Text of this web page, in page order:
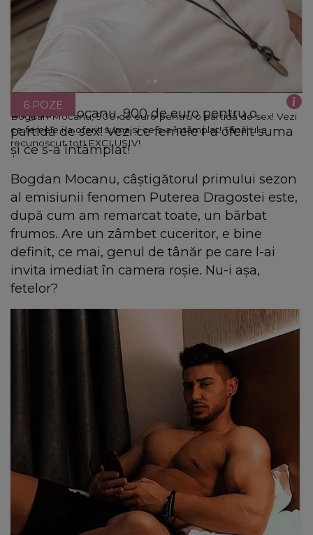
Bogdan Mocanu, 900 de euro pentru o partidă de sex! Vezi
ce femeie i-a oferit suma şi ce s-a întâmplat! Tânărul a
recunoscut tot! EXCLUSIV!
6 POZE
Bogdan Mocanu, 900 de euro pentru o
partidă de sex! Vezi ce femeie i-a oferit suma
şi ce s-a întâmplat!
Bogdan Mocanu, câştigătorul primului sezon
al emisiunii fenomen Puterea Dragostei este,
după cum am remarcat toate, un bărbat
frumos. Are un zâmbet cuceritor, e bine
definit, ce mai, genul de tânăr pe care l-ai
invita imediat în camera roşie. Nu-i aşa,
fetelor?